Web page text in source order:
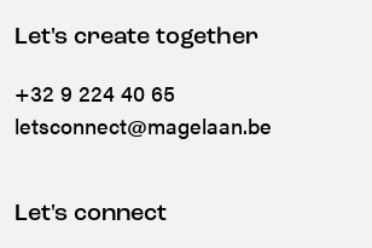
Let's create together
+32 9 224 40 65
letsconnect@magelaan.be
Let's connect